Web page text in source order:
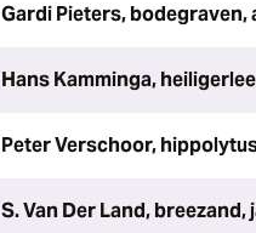
Gardi Pieters, bodegraven,
Hans Kamminga,
Peter Verschoor,
S. Van Der Land, breezand,